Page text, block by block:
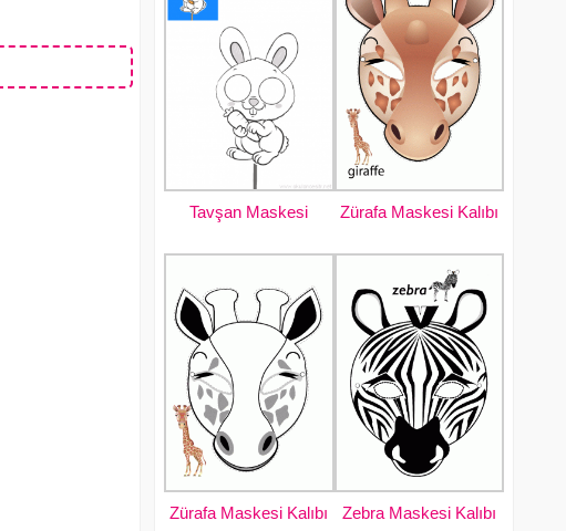
Tavşan Maskesi Zürafa Maskesi Kalıbı
Zürafa Maskesi Kalıbı Zebra Maskesi Kalıbı